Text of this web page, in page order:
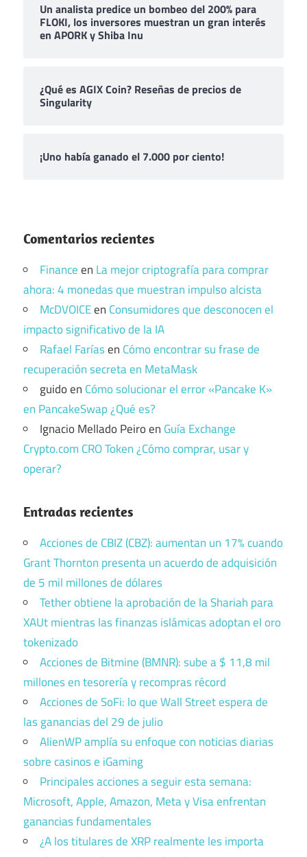
Un analista predice un bombeo del 200% para
FLOKI, los inversores muestran un gran interés
en APORK y Shiba Inu
¿Qué es AGIX Coin? Reseñas de precios de
Singularity
¡Uno había ganado el 7.000 por ciento!
Comentarios recientes
Financeen La mejor criptografía para comprar
ahora: 4 monedas que muestran impulso alcista
McDVOICEen Consumidores que desconocen el
impacto significativo de la IA
Rafael Faríasen Cómo encontrar su frase de
recuperación secreta en MetaMask
guidoen Cómo solucionar el error «Pancake K»
en PancakeSwap ¿Qué es?
Ignacio Mellado Peiroen Guía Exchange
Crypto.com CRO Token ¿Cómo comprar, usar y
operar?
Entradas recientes
Acciones de CBIZ (CBZ): aumentan un 17% cuando
Grant Thornton presenta un acuerdo de adquisición
de 5 mil millones de dólares
Tether obtiene la aprobación de la Shariah para
XAUt mientras las finanzas islámicas adoptan el oro
tokenizado
Acciones de Bitmine (BMNR): sube a $ 11,8 mil
millones en tesorería y recompras récord
Acciones de SoFi: lo que Wall Street espera de
las ganancias del 29 de julio
AlienWP amplía su enfoque con noticias diarias
sobre casinos e iGaming
Principales acciones a seguir esta semana:
Microsoft, Apple, Amazon, Meta y Visa enfrentan
ganancias fundamentales
¿A los titulares de XRP realmente les importa